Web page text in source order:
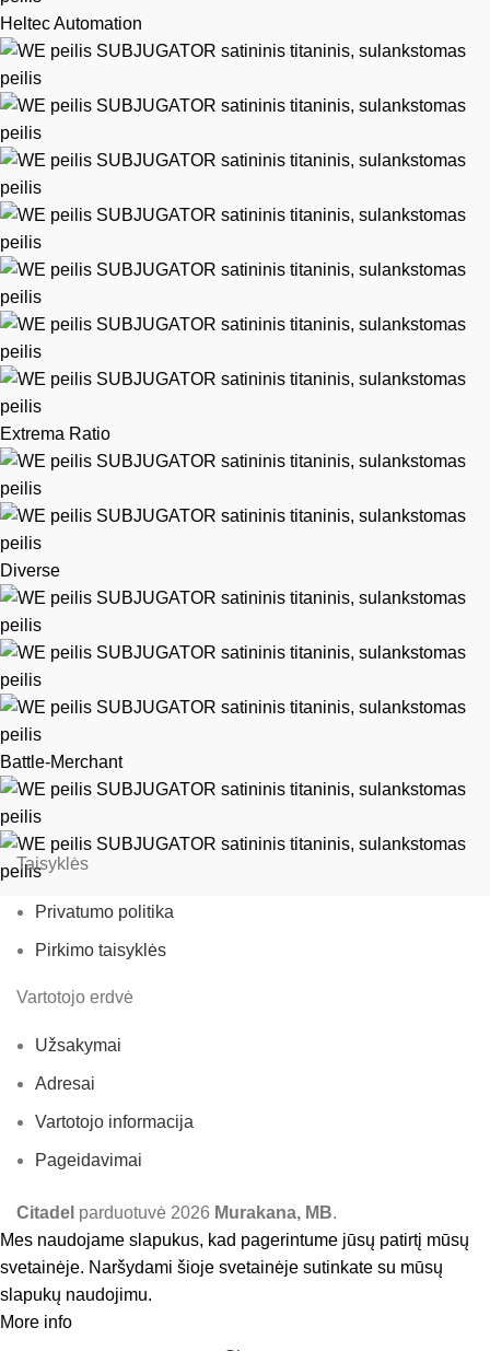
Heltec Automation
Extrema Ratio
Diverse
Battle-Merchant
Taisyklės
Privatumo politika
Pirkimo taisyklės
Vartotojo erdvė
Užsakymai
Adresai
Vartotojo informacija
Pageidavimai
Citadel parduotuvė 2026 Murakana, MB.
Mes naudojame slapukus, kad pagerintume jūsų patirtį mūsų
svetainėje. Naršydami šioje svetainėje sutinkate su mūsų
slapukų naudojimu.
More info